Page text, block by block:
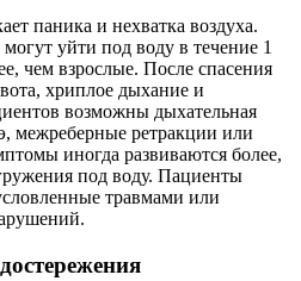
паника и нехватка воздуха.
уйти под воду в течение 1
чем взрослые. После спасения
хриплое дыхание и
возможны дыхательная
межреберные ретракции или
иногда развиваются более,
под воду. Пациенты
травмами или